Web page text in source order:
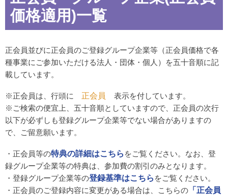
価格適用)一覧
正会員並びに正会員のご登録グループ企業等（正会員価格で各
種事業にご参加いただける法人・団体・個人）を五十音順に記
載しています。
※正会員は、行頭に 正会員 表示を付しています。
※ご検索の便宜上、五十音順としていますので、正会員の次行
以下が必ずしも登録グループ企業等でない場合がありますの
で、ご留意願います。
・正会員等の特典の詳細はこちら をご覧ください。なお、登
録グループ企業等の特典は、参加費の割引のみとなります。
・登録グループ企業等の登録基準はこちら をご覧ください。
・正会員のご登録内容に変更がある場合は、こちらの 「正会員